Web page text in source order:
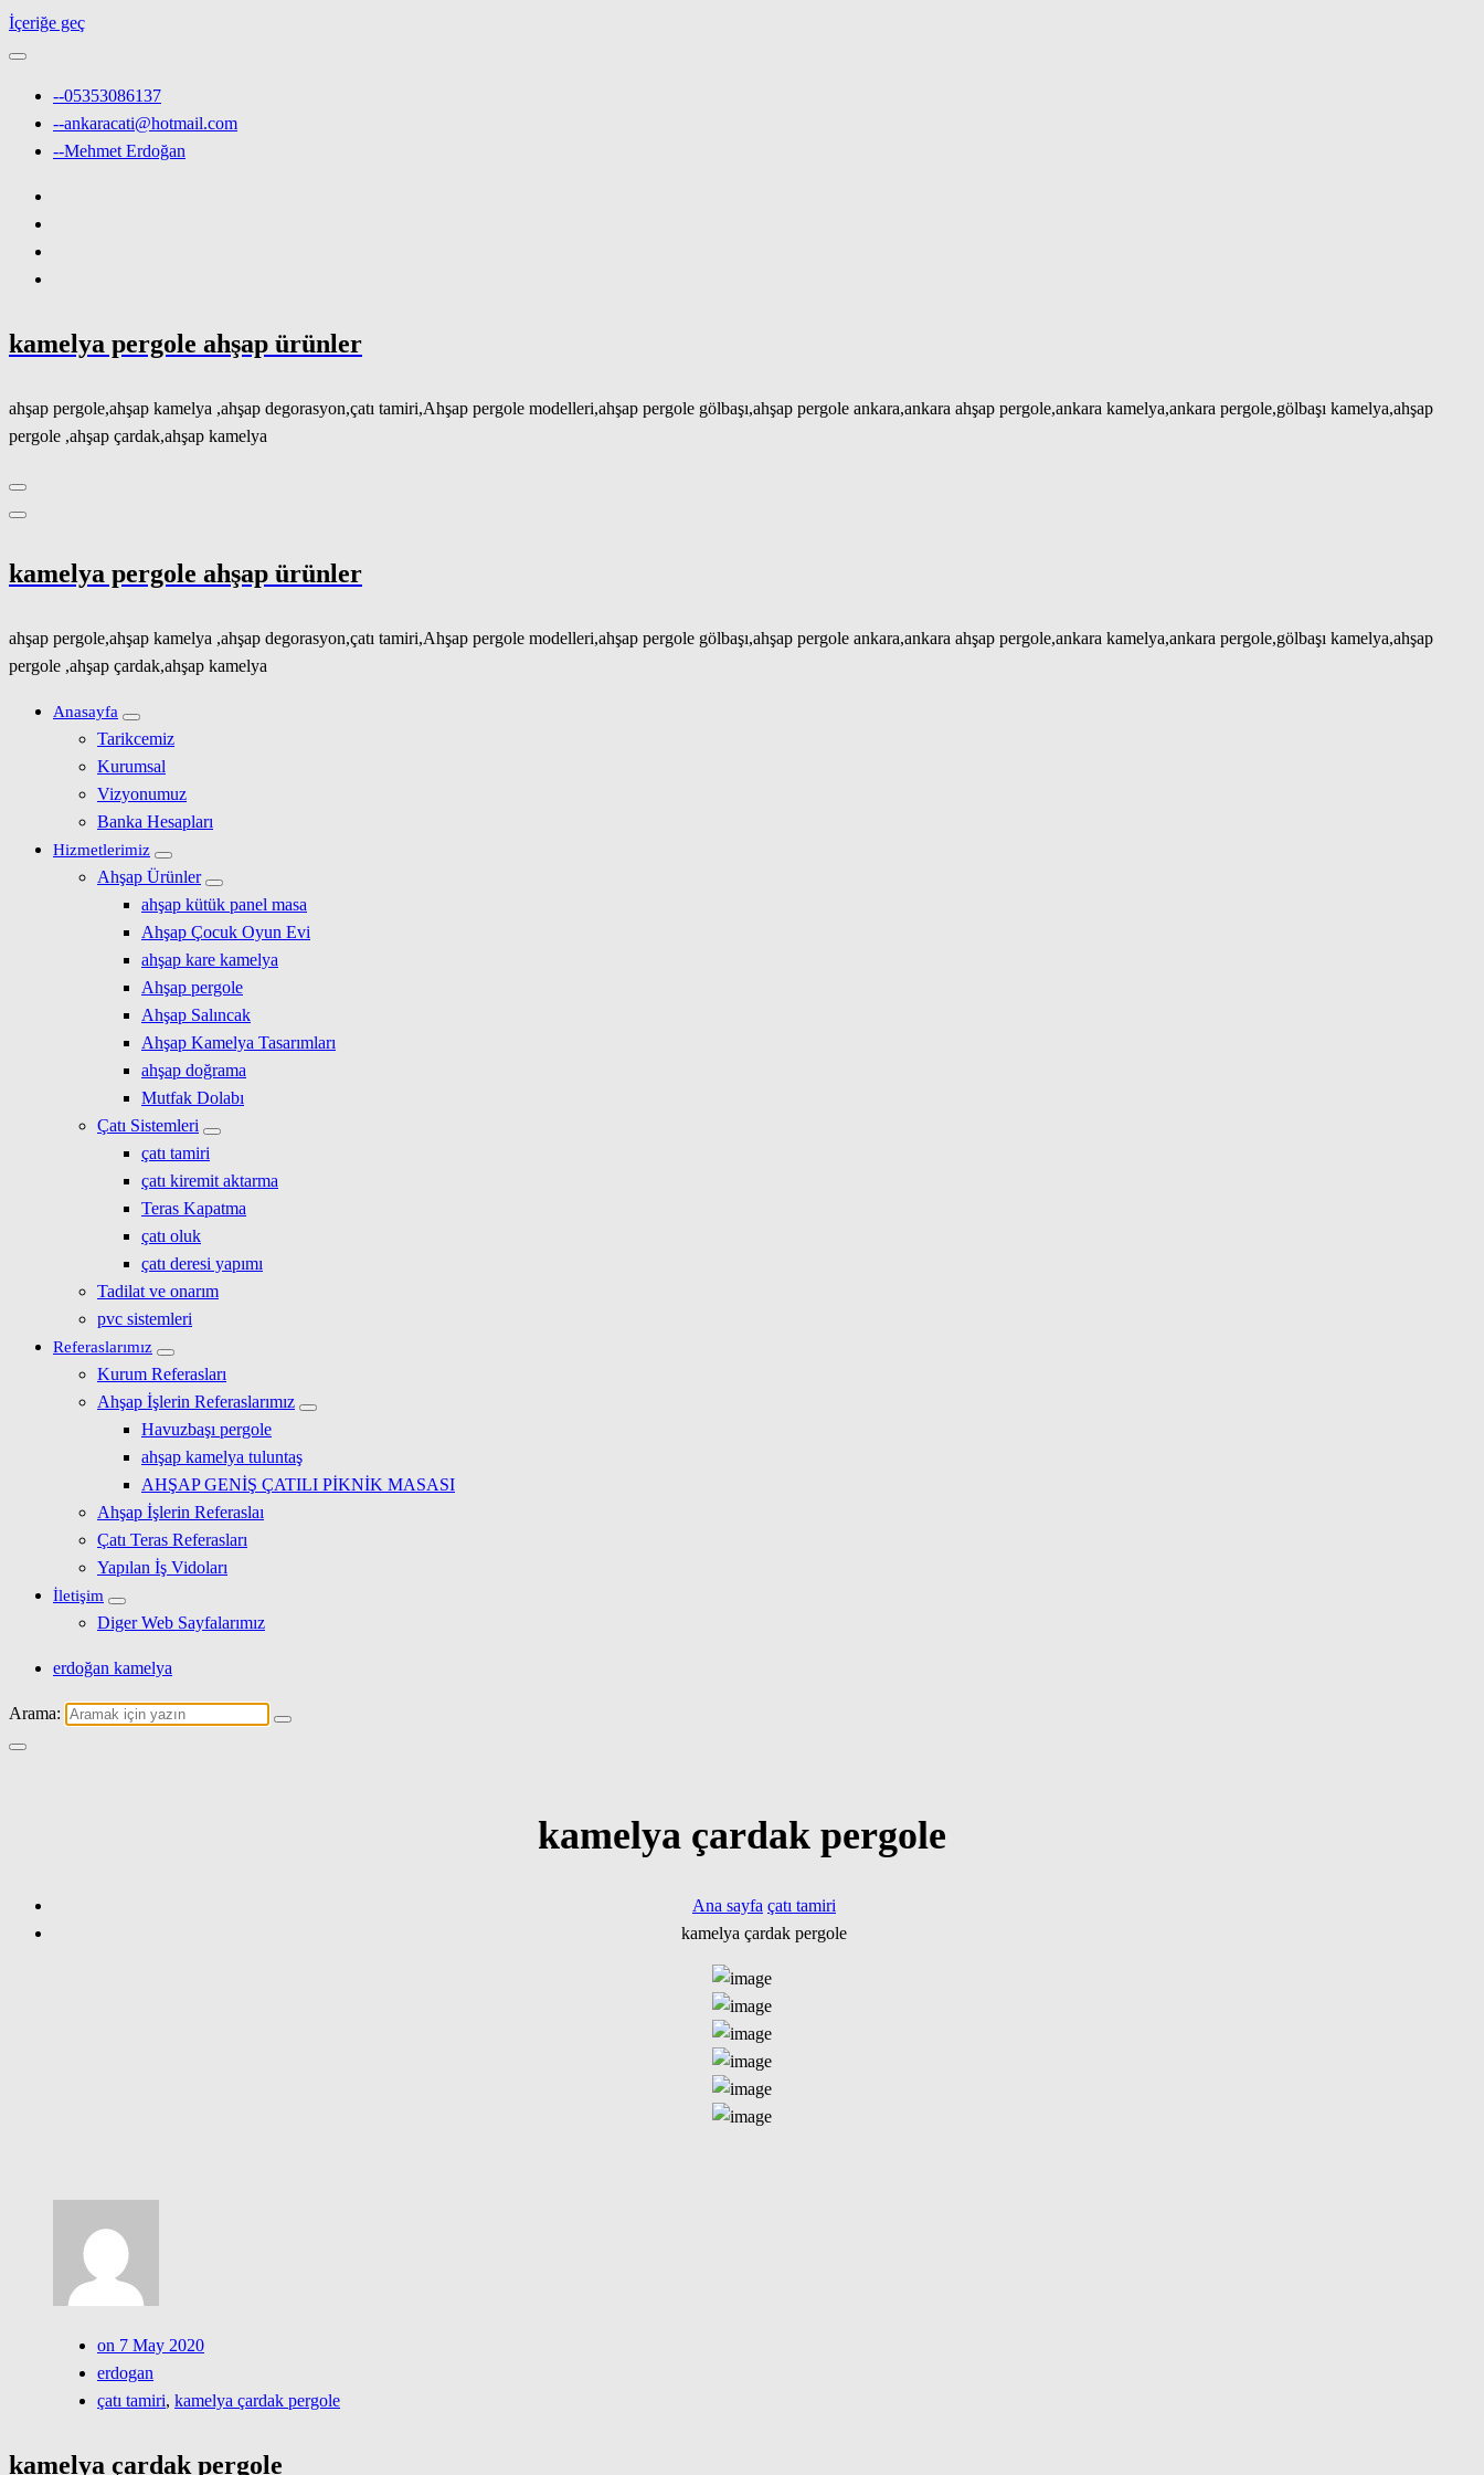
İçeriğe geç
--05353086137
--ankaracati@hotmail.com
--Mehmet Erdoğan
kamelya pergole ahşap ürünler
ahşap pergole,ahşap kamelya ,ahşap degorasyon,çatı tamiri,Ahşap pergole modelleri,ahşap pergole gölbaşı,ahşap pergole ankara,ankara ahşap pergole,ankara kamelya,ankara pergole,gölbaşı kamelya,ahşap
pergole ,ahşap çardak,ahşap kamelya
kamelya pergole ahşap ürünler
ahşap pergole,ahşap kamelya ,ahşap degorasyon,çatı tamiri,Ahşap pergole modelleri,ahşap pergole gölbaşı,ahşap pergole ankara,ankara ahşap pergole,ankara kamelya,ankara pergole,gölbaşı kamelya,ahşap
pergole ,ahşap çardak,ahşap kamelya
Anasayfa
Tarikcemiz
Kurumsal
Vizyonumuz
Banka Hesapları
Hizmetlerimiz
Ahşap Ürünler
ahşap kütük panel masa
Ahşap Çocuk Oyun Evi
ahşap kare kamelya
Ahşap pergole
Ahşap Salıncak
Ahşap Kamelya Tasarımları
ahşap doğrama
Mutfak Dolabı
Çatı Sistemleri
çatı tamiri
çatı kiremit aktarma
Teras Kapatma
çatı oluk
çatı deresi yapımı
Tadilat ve onarım
pvc sistemleri
Referaslarımız
Kurum Referasları
Ahşap İşlerin Referaslarımız
Havuzbaşı pergole
ahşap kamelya tuluntaş
AHŞAP GENİŞ ÇATILI PİKNİK MASASI
Ahşap İşlerin Referaslaı
Çatı Teras Referasları
Yapılan İş Vidoları
İletişim
Diger Web Sayfalarımız
erdoğan kamelya
Arama:
kamelya çardak pergole
Ana sayfa çatı tamiri
kamelya çardak pergole
on 7 May 2020
erdogan
çatı tamiri, kamelya çardak pergole
kamelya çardak pergole